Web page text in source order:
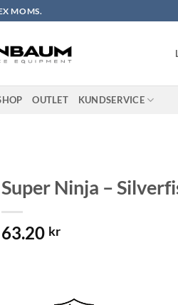
MOMS.
OUTLET KUNDSERVICE
Super Ninja –
63.20 kr